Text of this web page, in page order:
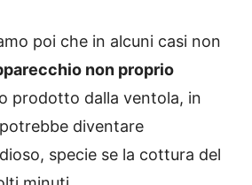
poi che in alcuni casi non
non proprio
prodotto dalla ventola, in
diventare
specie se la cottura del